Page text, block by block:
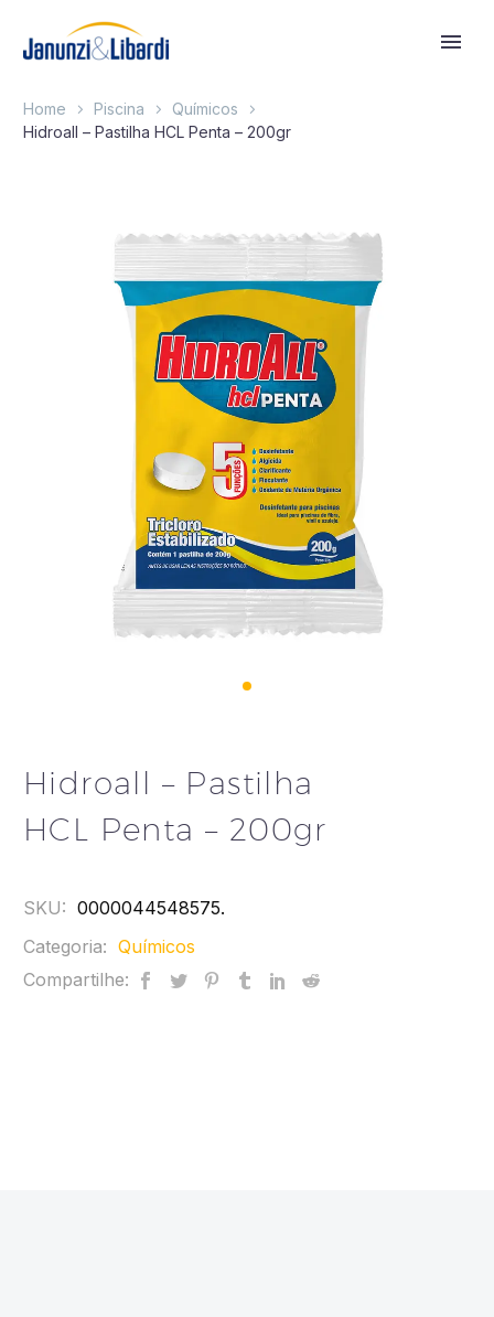
Home Piscina
Químicos
Hidroall – Pastilha HCL Penta – 200gr
Hidroall – Pastilha
HCL Penta – 200gr
SKU: 0000044548575.
Categoria: Químicos
Compartilhe: